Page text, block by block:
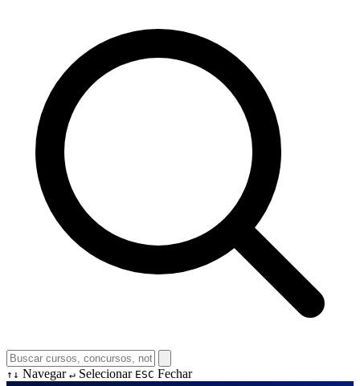
↑↓ Navegar ↵ Selecionar ESC Fechar